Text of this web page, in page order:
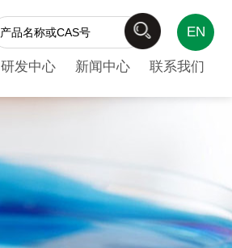
EN
研发中心 新闻中心 联系我们